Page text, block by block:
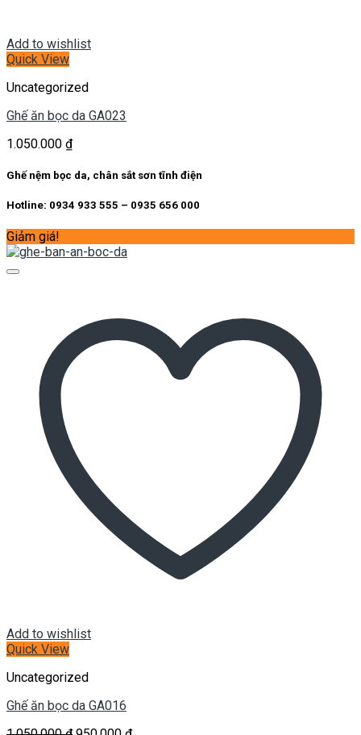
Add to wishlist
Quick View
Uncategorized
Ghế ăn bọc da GA023
1.050.000 ₫
Ghế nệm bọc da, chân sắt sơn tĩnh điện
Hotline: 0934 933 555 – 0935 656 000
Giảm giá!
Add to wishlist
Quick View
Uncategorized
Ghế ăn bọc da GA016